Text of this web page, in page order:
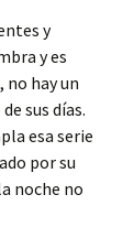
y
y es
no hay un
sus días.
esa serie
por su
noche no